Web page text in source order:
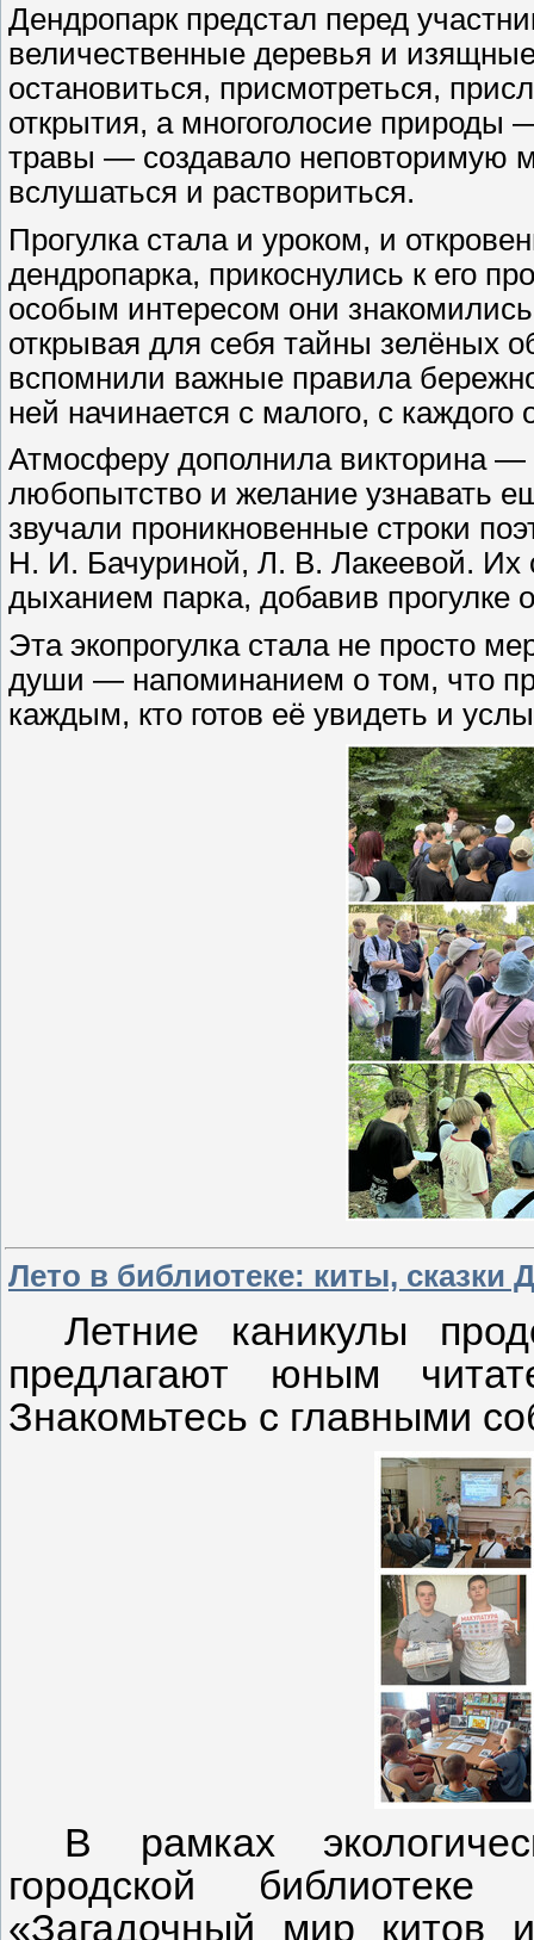
Дендропарк предстал перед
величественные деревья и
остановиться, присмотреться,
открытия, а многоголосие
травы — создавало неповторимую
вслушаться и раствориться.
Прогулка стала и уроком, и
дендропарка, прикоснулись к его
особым интересом они
открывая для себя тайны зелёных
вспомнили важные правила
ней начинается с малого, с каждого
Атмосферу дополнила викторина —
любопытство и желание узнавать
звучали проникновенные строки
Н. И. Бачуриной, Л. В. Лакеевой. Их
дыханием парка, добавив прогулке
Эта экопрогулка стала не просто
души — напоминанием о том, что
каждым, кто готов её увидеть и
Лето в библиотеке: киты, сказки
Летние каникулы
предлагают юным
Знакомьтесь с главными
В рамках
городской
«Загадочный мир китов